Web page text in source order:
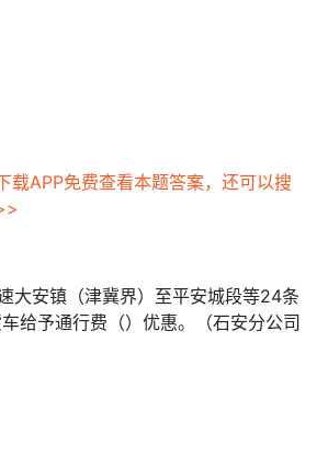
载APP免费查看本题答案，还可以搜
大安镇（津冀界）至平安城段等24条
给予通行费（）优惠。（石安分公司